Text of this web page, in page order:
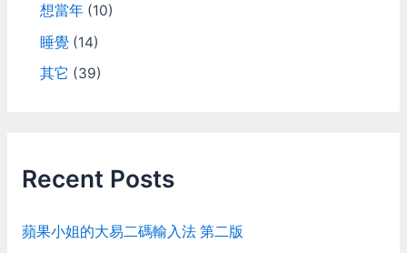
想當年(10)
睡覺(14)
其它 (39)
Recent Posts
蘋果小姐的大易二碼輸入法 第二版